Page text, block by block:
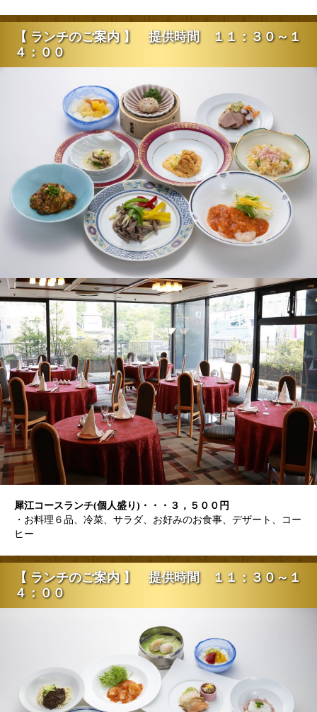
【 ランチのご案内 】 提供時間 １１：３０～１
４：００
犀江コースランチ(個人盛り)・・・３，５００円
・お料理６品、冷菜、サラダ、お好みのお食事、デザート、コー
ヒー
【 ランチのご案内 】 提供時間 １１：３０～１
４：００